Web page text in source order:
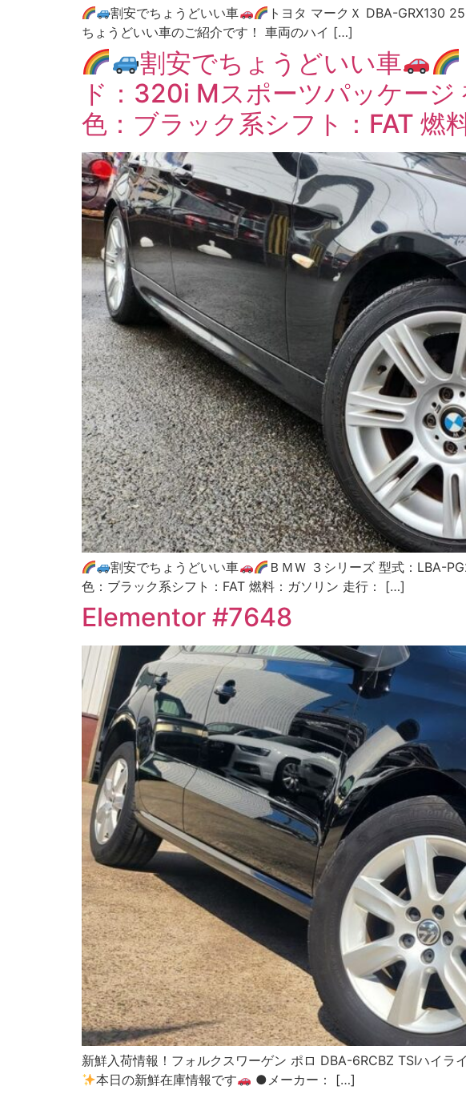
割安でちょうどいい車
トヨタ マークＸ DBA-GRX130
ちょうどいい車のご紹介です！ 車両のハイ […]
割安でちょうどいい車
ド：320i Mスポーツパッケー
色：ブラック系シフト：FAT 燃
割安でちょうどいい車
ＢＭＷ ３シリーズ 型式：LBA-
色：ブラック系シフト：FAT 燃料：ガソリン 走行： […]
Elementor #7648
新鮮入荷情報！フォルクスワーゲン ポロ DBA-6RCBZ TSIハイ
本日の新鮮在庫情報です
●メーカー： […]